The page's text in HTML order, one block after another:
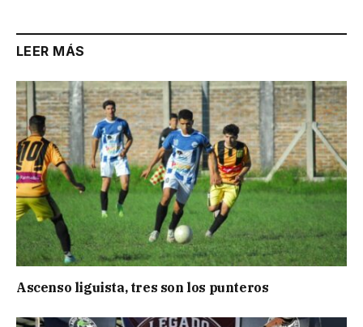
LEER MÁS
Ascenso liguista, tres son los punteros